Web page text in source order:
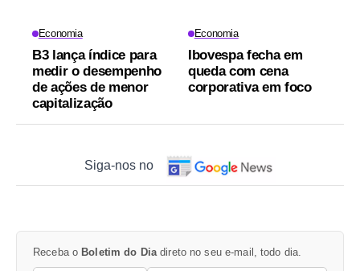
Economia
B3 lança índice para
medir o desempenho
de ações de menor
capitalização
Economia
Ibovespa fecha em
queda com cena
corporativa em foco
Siga-nos no
Receba o Boletim do Dia direto no seu e-mail, todo dia.